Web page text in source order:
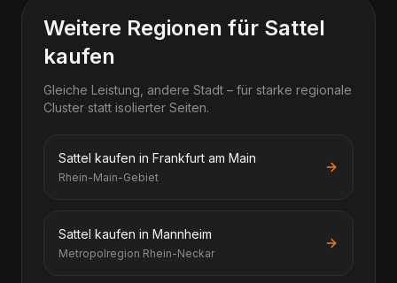
Weitere Regionen für Sattel
kaufen
Gleiche Leistung, andere Stadt – für starke regionale
Cluster statt isolierter Seiten.
Sattel kaufen in Frankfurt am Main
Rhein-Main-Gebiet
Sattel kaufen in Mannheim
Metropolregion Rhein-Neckar